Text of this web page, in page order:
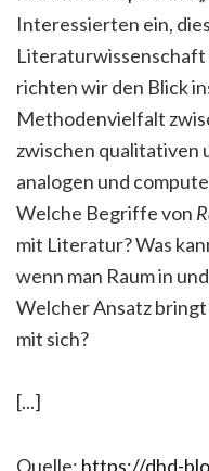
Interessierten ein,
richten wir den Blick
Methodenvielfalt
zwischen qualitativen
analogen und
Welche Begriffe von
mit Literatur? Was
wenn man Raum in
Welcher Ansatz
mit sich?
[...]
Quelle: https://dhd-